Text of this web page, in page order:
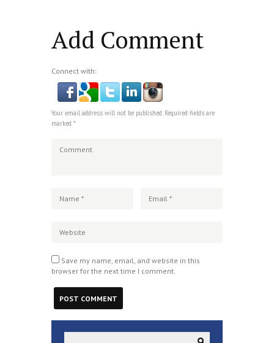
Add Comment
Connect with:
Your email address will not be published. Required fields are
marked *
Save my name, email, and website in this
browser for the next time I comment.